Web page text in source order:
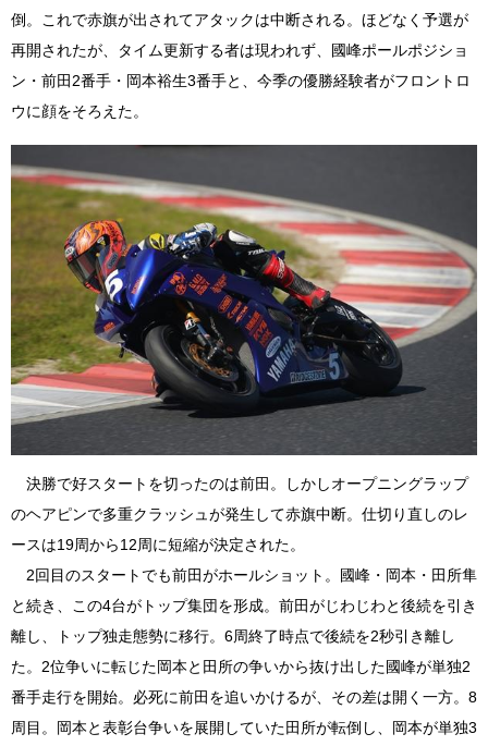
倒。これで赤旗が出されてアタックは中断される。ほどなく予選が
再開されたが、タイム更新する者は現われず、國峰ポールポジショ
ン・前田2番手・岡本裕生3番手と、今季の優勝経験者がフロントロ
ウに顔をそろえた。
決勝で好スタートを切ったのは前田。しかしオープニングラップ
のヘアピンで多重クラッシュが発生して赤旗中断。仕切り直しのレ
ースは19周から12周に短縮が決定された。
2回目のスタートでも前田がホールショット。國峰・岡本・田所隼
と続き、この4台がトップ集団を形成。前田がじわじわと後続を引き
離し、トップ独走態勢に移行。6周終了時点で後続を2秒引き離し
た。2位争いに転じた岡本と田所の争いから抜け出した國峰が単独2
番手走行を開始。必死に前田を追いかけるが、その差は開く一方。8
周目。岡本と表彰台争いを展開していた田所が転倒し、岡本が単独3